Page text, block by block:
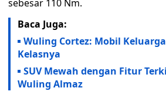
sebesar 110 Nm.
Baca Juga:
Wuling Cortez: Mobil
Kelasnya
SUV Mewah dengan Fitur
Wuling Almaz